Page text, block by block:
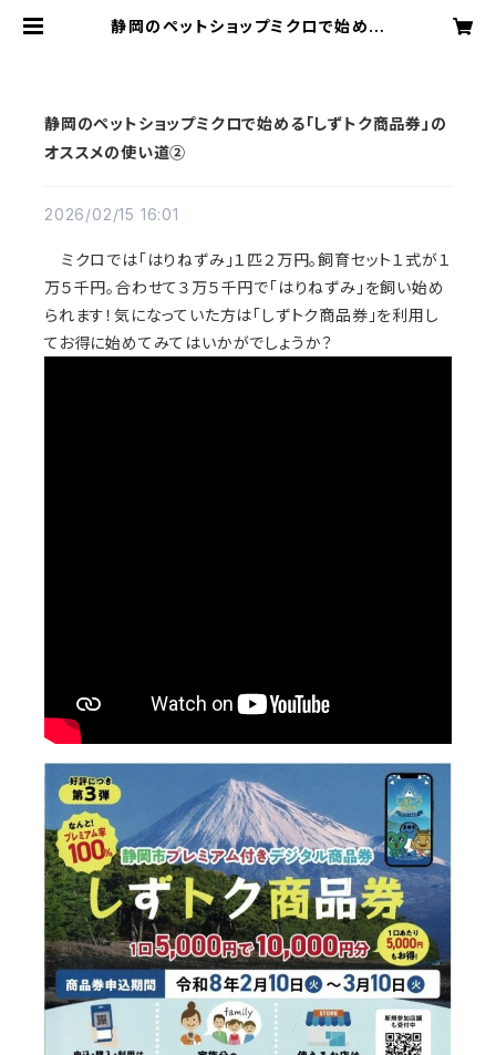
静岡のペットショップミクロで始める
静岡のペットショップミクロで始める「しずトク商品券」の
オススメの使い道②
2026/02/15 16:01
ミクロでは「はりねずみ」１匹２万円。飼育セット１式が１
万５千円。合わせて３万５千円で「はりねずみ」を飼い始め
られます！気になっていた方は「しずトク商品券」を利用し
てお得に始めてみてはいかがでしょうか？